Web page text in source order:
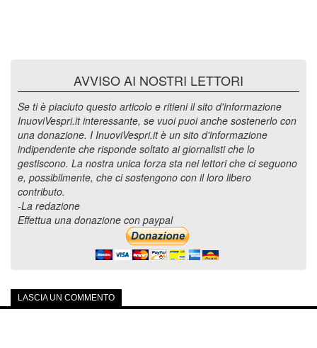
AVVISO AI NOSTRI LETTORI
Se ti è piaciuto questo articolo e ritieni il sito d'informazione
InuoviVespri.it interessante, se vuoi puoi anche sostenerlo con
una donazione. I InuoviVespri.it è un sito d'informazione
indipendente che risponde soltato ai giornalisti che lo
gestiscono. La nostra unica forza sta nei lettori che ci seguono
e, possibilmente, che ci sostengono con il loro libero
contributo.
-La redazione
Effettua una donazione con paypal
LASCIA UN COMMENTO